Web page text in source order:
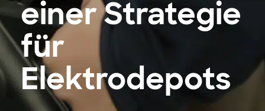
einer Strategie
für
Elektrodepots